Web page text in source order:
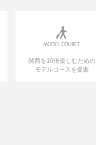
関西を10倍楽しむための
モデルコースを提案